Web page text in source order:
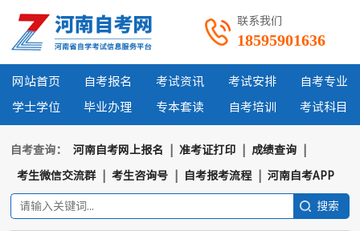
联系我们
18595901636
网站首页 自考报名 考试资讯 考试安排 自考专业
学士学位 毕业办理 专本套读 自考培训 考试科目
自考查询： 河南自考网上报名 准考证打印 成绩查询
考生微信交流群 考生咨询号 自考报考流程 河南自考APP